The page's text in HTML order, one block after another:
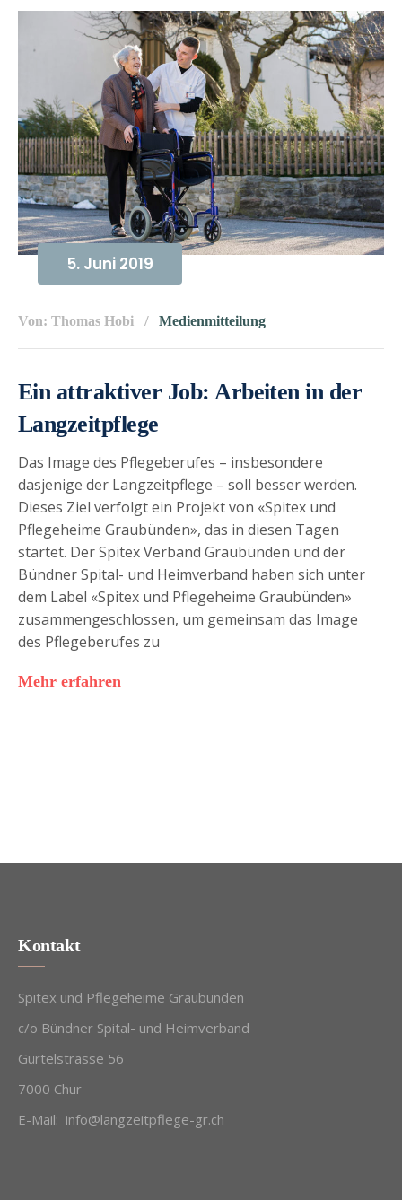
5. Juni 2019
Von: Thomas Hobi Medienmitteilung
Ein attraktiver Job: Arbeiten in der
Langzeitpflege
Das Image des Pflegeberufes – insbesondere
dasjenige der Langzeitpflege – soll besser werden.
Dieses Ziel verfolgt ein Projekt von «Spitex und
Pflegeheime Graubünden», das in diesen Tagen
startet. Der Spitex Verband Graubünden und der
Bündner Spital- und Heimverband haben sich unter
dem Label «Spitex und Pflegeheime Graubünden»
zusammengeschlossen, um gemeinsam das Image
des Pflegeberufes zu
Mehr erfahren
Kontakt
Spitex und Pflegeheime Graubünden
c/o Bündner Spital- und Heimverband
Gürtelstrasse 56
7000 Chur
E-Mail: info@langzeitpflege-gr.ch